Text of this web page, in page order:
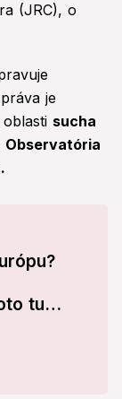
(JRC), o
je
sucha
Observatória
tu